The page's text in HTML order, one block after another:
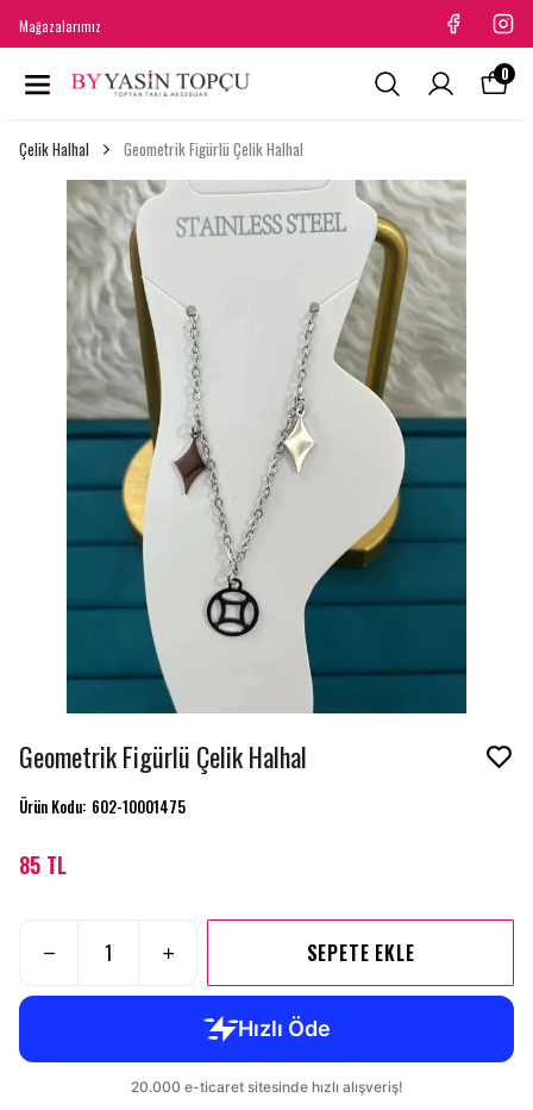
Mağazalarımız
0
Çelik Halhal Geometrik Figürlü Çelik Halhal
Geometrik Figürlü Çelik Halhal
Ürün Kodu: 602-10001475
85 TL
SEPETE EKLE